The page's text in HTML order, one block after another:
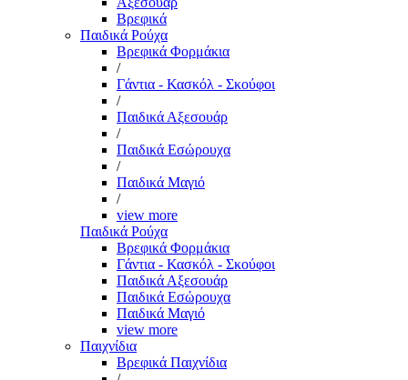
Βρεφικά
Παιδικά Ρούχα
Βρεφικά Φορμάκια
/
Γάντια - Κασκόλ - Σκούφοι
/
Παιδικά Αξεσουάρ
/
Παιδικά Εσώρουχα
/
Παιδικά Μαγιό
/
view more
Παιδικά Ρούχα
Βρεφικά Φορμάκια
Γάντια - Κασκόλ - Σκούφοι
Παιδικά Αξεσουάρ
Παιδικά Εσώρουχα
Παιδικά Μαγιό
view more
Παιχνίδια
Βρεφικά Παιχνίδια